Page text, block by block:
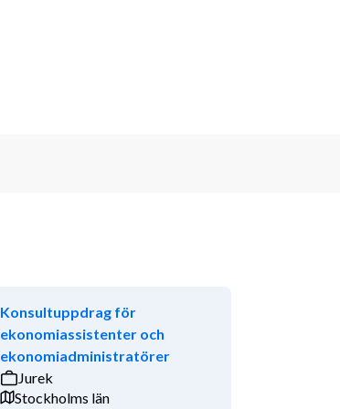
Konsultuppdrag för
ekonomiassistenter och
ekonomiadministratörer
Jurek
Stockholms län